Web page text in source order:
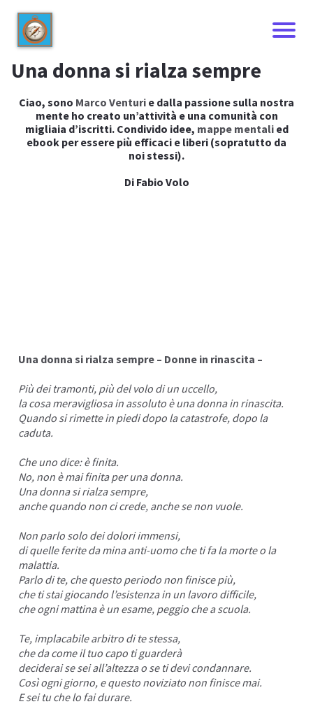
Una donna si rialza sempre
Ciao, sono Marco Venturi e dalla passione sulla nostra
mente ho creato un’attività e una comunità con
migliaia d’iscritti. Condivido idee, mappe mentalied
ebook per essere più efficaci e liberi (sopratutto da
noi stessi).
Di Fabio Volo
Una donna si rialza sempre – Donne in rinascita –
Più dei tramonti, più del volo di un uccello,
la cosa meravigliosa in assoluto è una donna in rinascita.
Quando si rimette in piedi dopo la catastrofe, dopo la
caduta.
Che uno dice: è finita.
No, non è mai finita per una donna.
Una donna si rialza sempre,
anche quando non cicrede, anche se non vuole.
Non parlo solo dei dolori immensi,
di quelle feriteda mina anti-uomo che ti fa la morte o la
malattia.
Parlo di te, che questo periodo non finisce più,
che ti stai giocando l’esistenza in un lavoro difficile,
che ogni mattina è un esame, peggio che a scuola.
Te, implacabile arbitro di te stessa,
che da come il tuo capo ti guarderà
deciderai se sei all’altezza o se ti devi condannare.
Così ogni giorno, e questo noviziato non finisce mai.
E sei tu che lo fai durare.